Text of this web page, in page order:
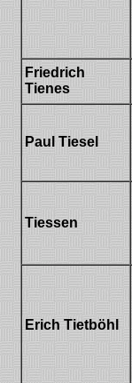
Friedrich
Tienes
Paul Tiesel
Tiessen
Erich Tietböhl